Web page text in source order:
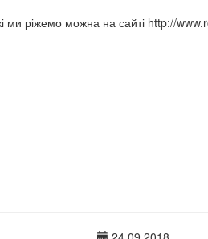
ми ріжемо можна на сайті http://